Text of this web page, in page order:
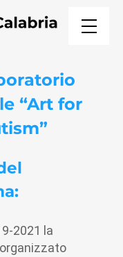
“Art for
2021 la